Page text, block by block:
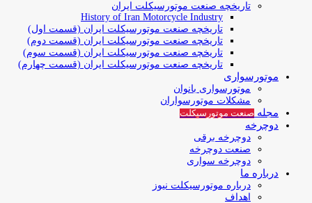
تاریخچه صنعت موتورسیکلت ایران
History of Iran Motorcycle Industry
تاریخچه صنعت موتورسیکلت ایران (قسمت اول)
تاریخچه صنعت موتورسیکلت ایران (قسمت دوم)
تاریخچه صنعت موتورسیکلت ایران (قسمت سوم)
تاریخچه صنعت موتورسیکلت ایران (قسمت چهارم)
موتورسواری
موتورسواری بانوان
مشکلات موتورسواران
مجله صنعت موتورسیکلت
دوچرخه
دوچرخه برقی
صنعت دوچرخه
دوچرخه سواری
درباره ما
درباره موتورسیکلت نیوز
اهداف